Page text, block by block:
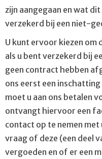
zijn aangegaan en wat
verzekerd bij een niet-
U kunt ervoor kiezen om
als u bent verzekerd bij
geen contract hebben
ons eerst een
moet u aan ons betalen
ontvangt hiervoor een
contact op te nemen
vraag of deze (een deel
vergoeden en of er een